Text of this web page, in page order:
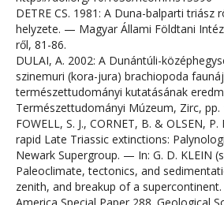
DETRE CS. 1981: A Duna-balparti triász
helyzete. — Magyar Állami Földtani
ről, 81-86.
DULAI, A. 2002: A Dunántúli-
szinemuri (kora-jura) brachiopoda
természettudományi kutatásának
Természettudományi Múzeum, Zirc, pp.
FOWELL, S. J., CORNET, B. & OLSEN,
rapid Late Triassic extinctions:
Newark Supergroup. — In: G. D. KLEIN
Paleoclimate, tectonics, and
zenith, and breakup of a